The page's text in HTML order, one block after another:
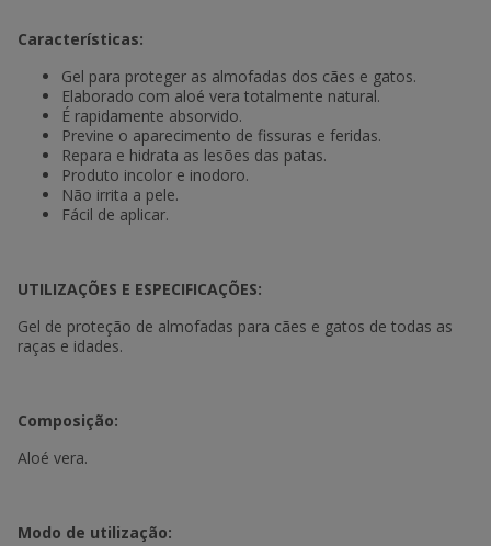
Características:
Gel para proteger as almofadas dos cães e gatos.
Elaborado com aloé vera totalmente natural.
É rapidamente absorvido.
Previne o aparecimento de fissuras e feridas.
Repara e hidrata as lesões das patas.
Produto incolor e inodoro.
Não irrita a pele.
Fácil de aplicar.
UTILIZAÇÕES E ESPECIFICAÇÕES:
Gel de proteção de almofadas para cães e gatos de todas as
raças e idades.
Composição:
Aloé vera.
Modo de utilização: